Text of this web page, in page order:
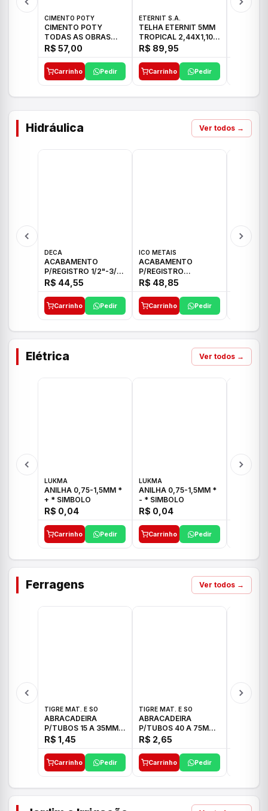
CIMENTO POTY
CIMENTO POTY
TODAS AS OBRAS
50KG CP-II F/32
R$ 57,00
Carrinho Pedir
ETERNIT S.A.
TELHA ETERNIT 5MM
TROPICAL 2,44X1,10
27,10KG
R$ 89,95
Carrinho Pedir
Hidráulica Ver todos →
DECA
ACABAMENTO
P/REGISTRO 1/2"-3/4"
E 1"C21.PQ DECA
R$ 44,55
Carrinho Pedir
ICO METAIS
ACABAMENTO
P/REGISTRO
1/2"-3/4"-1" ACB M
CS 33 ICO
R$ 48,85
Carrinho Pedir
Elétrica Ver todos →
LUKMA
ANILHA 0,75-1,5MM *
+ * SIMBOLO
R$ 0,04
Carrinho Pedir
LUKMA
ANILHA 0,75-1,5MM *
- * SIMBOLO
R$ 0,04
Carrinho Pedir
Ferragens Ver todos →
TIGRE MAT. E SO
ABRACADEIRA
P/TUBOS 15 A 35MM
TIGRE
R$ 1,45
Carrinho Pedir
TIGRE MAT. E SO
ABRACADEIRA
P/TUBOS 40 A 75MM
TIGRE
R$ 2,65
Carrinho Pedir